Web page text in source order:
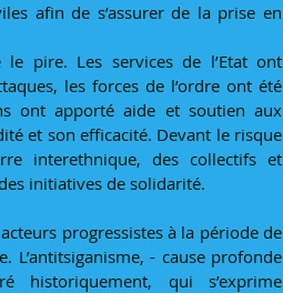
afin de s’assurer de la prise en
pire. Les services de l’Etat ont
les forces de l’ordre ont été
ont apporté aide et soutien aux
et son efficacité. Devant le risque
interethnique, des collectifs et
initiatives de solidarité.
progressistes à la période de
L’antitsiganisme, - cause profonde
qui s’exprime